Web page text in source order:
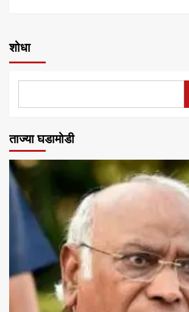
शोधा
ताज्या घडामोडी